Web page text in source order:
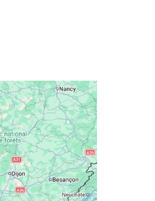
excursie
(vakantiehuizen)